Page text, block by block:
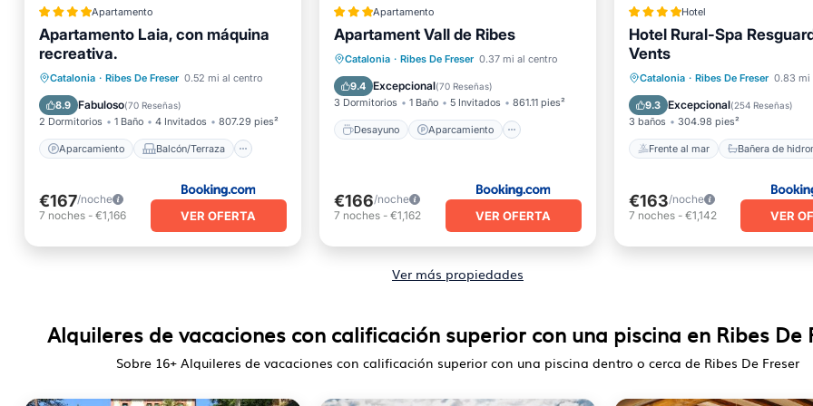
Apartamento
Apartamento Laia, con máquina
recreativa.
Catalonia · Ribes De Freser 0.52 mi al centro
8.9 Fabuloso(70 Reseñas)
2 Dormitorios 1 Baño 4 Invitados 807.29 pies²
Aparcamiento Balcón/Terraza
Aparcamiento
Balcón/Terraza
Vistas
Internet
€167/noche
7 noches - €1,166 VER OFERTA
Apartamento
Apartament Vall de Ribes
Catalonia · Ribes De Freser 0.37 mi al centro
9.4 Excepcional(70 Reseñas)
3 Dormitorios 1 Baño 5 Invitados 861.11 pies²
Desayuno Aparcamiento
Desayuno
Aparcamiento
Esquí
Vistas
€166/noche
7 noches- €1,162 VER OFERTA
Hotel
Hotel Rural-Spa
Vents
Catalonia · Ribes De Freser 0.83 mi
9.3 Excepcional(254 Reseñas)
3 baños 304.98 pies²
Frente al mar Bañera de
Frente al mar
Bañera de hidromasaje
€163/noche
7 noches- €1,142 VER
Ver más propiedades
Alquileres de vacaciones con calificación superior con una piscina en Ribes De
Sobre 16+ Alquileres de vacaciones con calificación superior con una piscina dentro o cerca de Ribes De Freser